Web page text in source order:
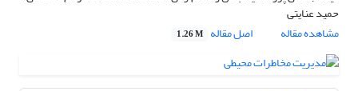
حمید عنایتی
مشاهده مقاله
اصل مقاله 1.26 M